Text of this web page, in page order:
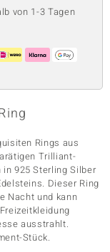
von 1-3 Tagen
Rings aus
Trilliant-
925 Sterling Silber
Dieser Ring
Nacht und kann
ausstrahlt.
Stück.